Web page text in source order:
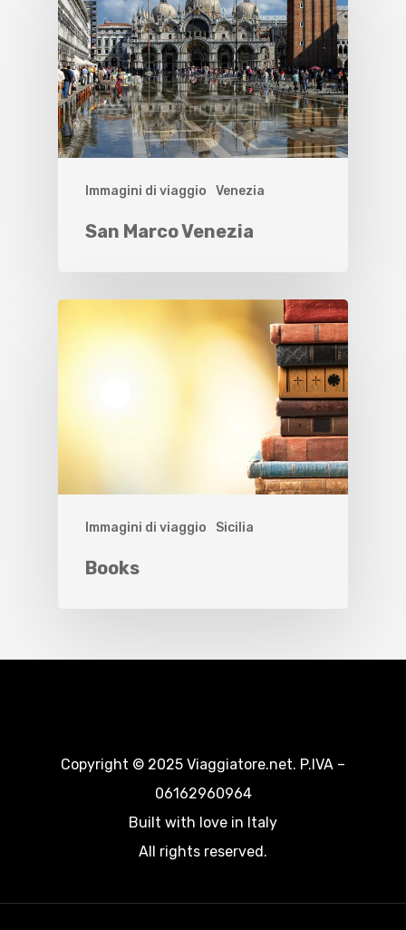
Immagini di viaggio Venezia
San Marco Venezia
Immagini di viaggio Sicilia
Books
Copyright © 2025 Viaggiatore.net. P.IVA –
06162960964
Built with love in Italy
All rights reserved.